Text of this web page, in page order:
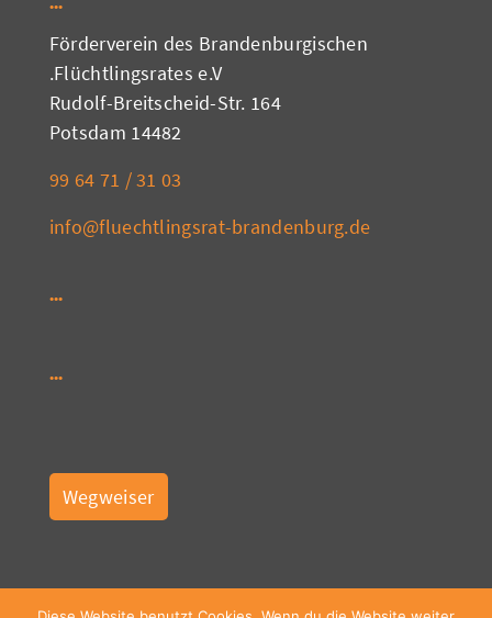
Förderverein des Brandenburgischen
Flüchtlingsrates e.V.
Rudolf-Breitscheid-Str. 164
14482 Potsdam
03 31 / 71 64 99
info@fluechtlingsrat-brandenburg.de
Wegweiser